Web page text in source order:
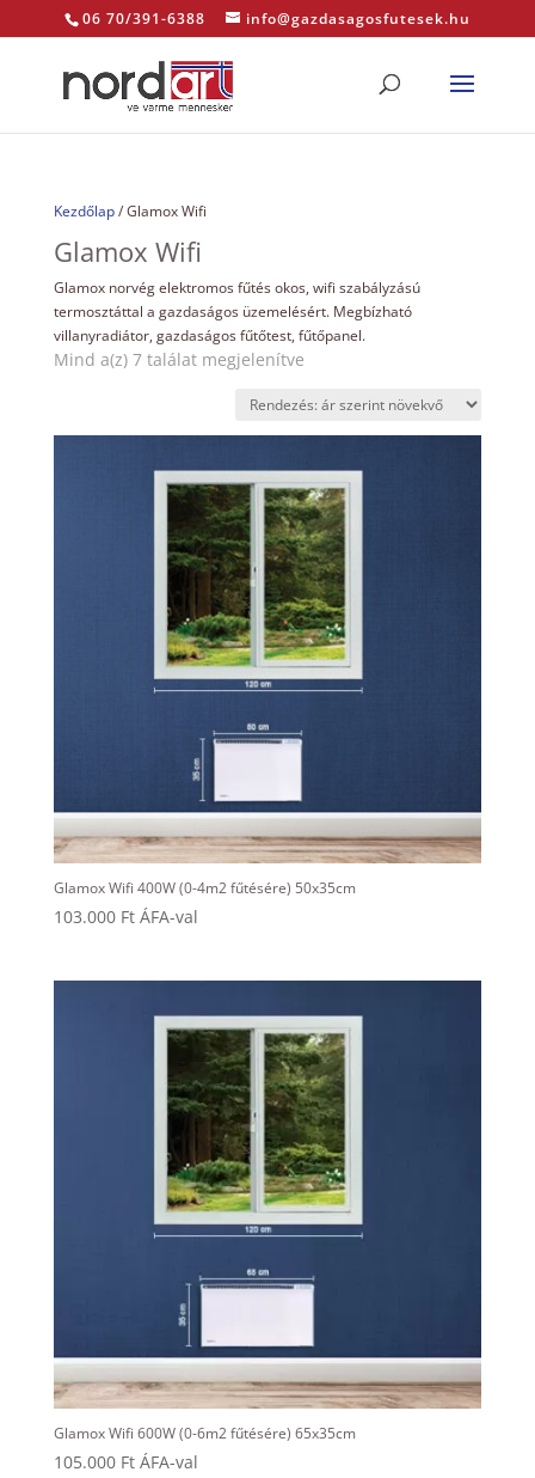
06 70/391-6388 info@gazdasagosfutesek.hu
Kezdőlap/ Glamox Wifi
Glamox Wifi
Glamox norvég elektromos fűtés okos, wifi szabályzású
termosztáttal a gazdaságos üzemelésért. Megbízható
villanyradiátor, gazdaságos fűtőtest, fűtőpanel.
Mind a(z) 7 találat megjelenítveSorted
price:
low
high
Glamox Wifi 400W (0-4m2 fűtésére) 50x35cm
103.000 Ft ÁFA-val
Glamox Wifi 600W (0-6m2 fűtésére) 65x35cm
105.000 Ft ÁFA-val